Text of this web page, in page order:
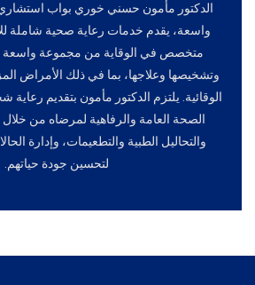
الدكتور مأمون حسني خوري بواب
واسعة، يقدم خدمات رعاية صحية شاملة
متخصص في الوقاية من مجموعة واسعة
وتشخيصها وعلاجها، بما في ذلك الأمراض
الوقائية. يلتزم الدكتور مأمون بتقديم
الصحة العامة والرفاهية لمرضاه من
والتحاليل الطبية والتطعيمات، وإدارة
لتحسين جودة حياتهم.